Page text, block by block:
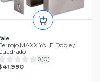
MAXX YALE Doble /
0(0)